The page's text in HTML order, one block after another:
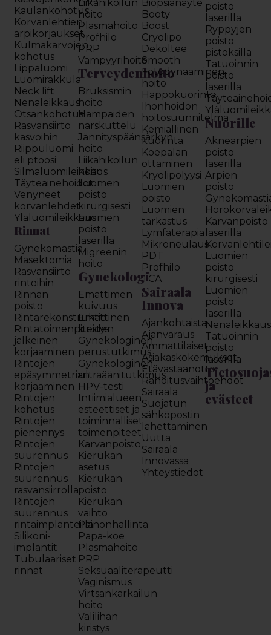
Kaulankohotus
Korvanlehtien
arpikorjaukset
Kulmakarvojen
kohotus
Lippaluomi
Luomirakkula
Neck lift
Nenäleikkaus
Otsankohotus
Rasvansiirto
kasvoihin
Riippuluomi
eli ptoosi
Silmäluomileikkaus
Täyteainehoidot
Venyneet
korvanlehdet
Yläluomileikkaus
Rinnat
Gynekomastia
Masektomia
Rasvansiirto
rintoihin
Rinnan
poisto
Rintarekonstruktio
Rintatoimenpiteiden
jälkeinen
korjaaminen
Rintojen
epäsymmetrian
korjaaminen
Rintojen
kohotus
Rintojen
pienennys
Rintojen
suurennus
Rintojen
suurennus
rasvansiirrolla
Rintojen
suurennus
rintaimplanteilla
Silikoni-
implantit
Tubulaariset
rinnat
Liikahikoilun
hoito
Plasmahoito
Profhilo
PRP
Vampyyrihoito
Terveydenhoito
Bruksismin
hoito
Hampaiden
narskuttelu
Jännityspäänsärkyn
hoito
Liikahikoilun
hoito
Luomen
poisto
kirurgisesti
Luomen
poisto
laserilla
Migreenin
hoito
Gynekologi
Emättimen
kuivuus
Emättinen
kiristys
Gynekologinen
perustutkimus
Gynekologinen
ultraäänitutkimus
HPV-testi
Intiimialueen
esteettiset ja
toiminnalliset
toimenpiteet
Karvanpoisto
Kierukan
asetus
Kierukan
poisto
Kierukan
vaihto
Painonhallinta
Papa-koe
Plasmahoito
PRP
Seksuaaliterapeutti
Vaginismus
Virtsankarkailun
hoito
Välilihan
kiristys
Biopsianäyte
Booty
Boost
Cryolipo
Dekoltee
Smooth
Fotodynaaminen
hoito
Happokuorinta
Ihonhoidon
hoitosuunnitelma
Kemiallinen
kuorinta
Koepalan
ottaminen
Kryolipolyysi
Luomien
poisto
Luomien
tarkastus
Lymfaterapia
Mikroneulaus
PDT
Profhilo
TCA
Sairaala
Innova
Ajankohtaista
Ajanvaraus
Ammattilaiset
Asiakaskokemukset
Etävastaanotto
Rahoitusvaihtoehdot
Sairaala
Suojatun
sähköpostin
lähettäminen
Uutta
Sairaala
Innovassa
Yhteystiedot
poisto
laserilla
Ryppyjen
poisto
pistoksilla
Tatuoinnin
poisto
laserilla
Nuorille
Aknearpien
poisto
laserilla
Arpien
poisto
Karvanpoisto
laserilla
Luomien
poisto
kirurgisesti
Luomien
poisto
laserilla
Nenäleikkaus
Tatuoinnin
poisto
laserilla
ja
evästeet